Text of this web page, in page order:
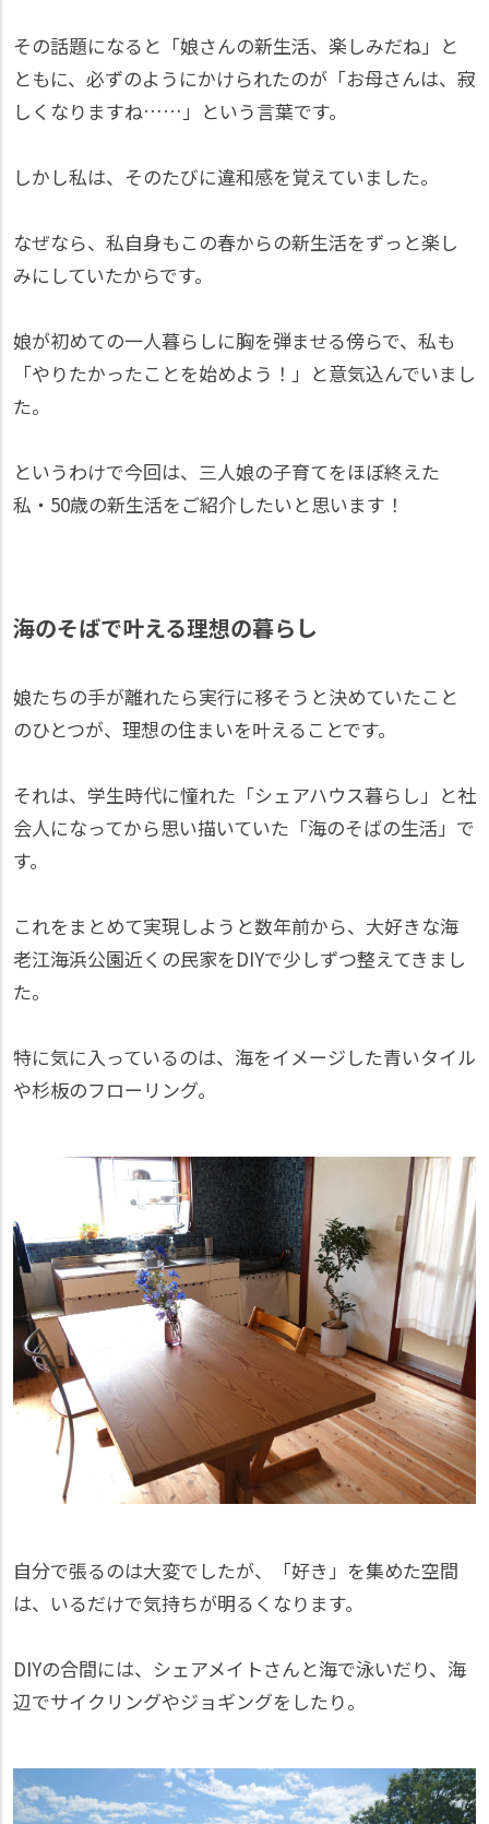
その話題になると「娘さんの新生活、楽しみだね」と
ともに、必ずのようにかけられたのが「お母さんは、寂
しくなりますね……」という言葉です。
しかし私は、そのたびに違和感を覚えていました。
なぜなら、私自身もこの春からの新生活をずっと楽し
みにしていたからです。
娘が初めての一人暮らしに胸を弾ませる傍らで、私も
「やりたかったことを始めよう！」と意気込んでいまし
た。
というわけで今回は、三人娘の子育てをほぼ終えた
私・50歳の新生活をご紹介したいと思います！
海のそばで叶える理想の暮らし
娘たちの手が離れたら実行に移そうと決めていたこと
のひとつが、理想の住まいを叶えることです。
それは、学生時代に憧れた「シェアハウス暮らし」と社
会人になってから思い描いていた「海のそばの生活」で
す。
これをまとめて実現しようと数年前から、大好きな海
老江海浜公園近くの民家をDIYで少しずつ整えてきまし
た。
特に気に入っているのは、海をイメージした青いタイル
や杉板のフローリング。
自分で張るのは大変でしたが、「好き」を集めた空間
は、いるだけで気持ちが明るくなります。
DIYの合間には、シェアメイトさんと海で泳いだり、海
辺でサイクリングやジョギングをしたり。